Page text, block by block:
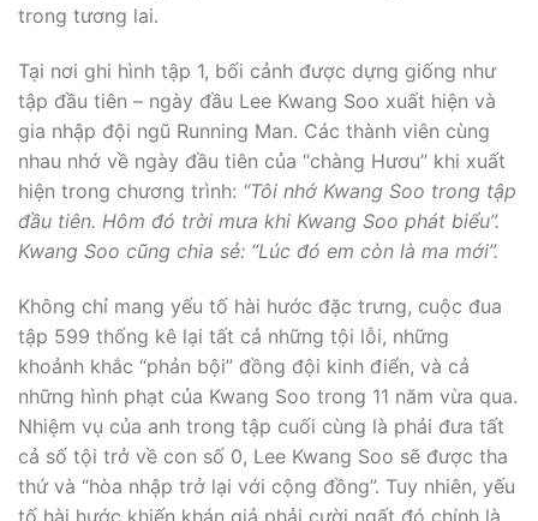
trong tương lai.
Tại nơi ghi hình tập 1, bối cảnh được dựng giống như
tập đầu tiên – ngày đầu Lee Kwang Soo xuất hiện và
gia nhập đội ngũ Running Man. Các thành viên cùng
nhau nhớ về ngày đầu tiên của “chàng Hươu” khi xuất
hiện trong chương trình: “Tôi nhớ Kwang Soo trong tập
đầu tiên. Hôm đó trời mưa khi Kwang Soo phát biểu”.
Kwang Soo cũng chia sẻ: “Lúc đó em còn là ma mới”.
Không chỉ mang yếu tố hài hước đặc trưng, cuộc đua
tập 599 thống kê lại tất cả những tội lỗi, những
khoảnh khắc “phản bội” đồng đội kinh điển, và cả
những hình phạt của Kwang Soo trong 11 năm vừa qua.
Nhiệm vụ của anh trong tập cuối cùng là phải đưa tất
cả số tội trở về con số 0, Lee Kwang Soo sẽ được tha
thứ và “hòa nhập trở lại với cộng đồng”. Tuy nhiên, yếu
tố hài hước khiến khán giả phải cười ngất đó chính là